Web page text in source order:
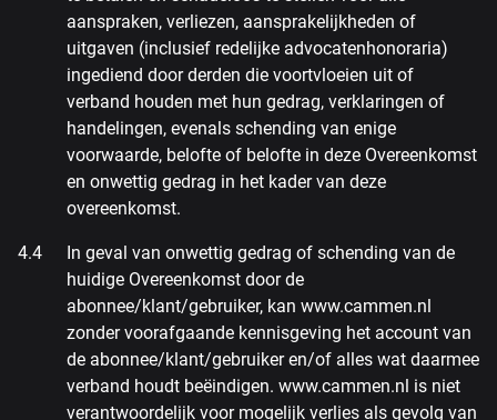
aanspraken, verliezen, aansprakelijkheden of
uitgaven (inclusief redelijke advocatenhonoraria)
ingediend door derden die voortvloeien uit of
verband houden met hun gedrag, verklaringen of
handelingen, evenals schending van enige
voorwaarde, belofte of belofte in deze Overeenkomst
en onwettig gedrag in het kader van deze
overeenkomst.
In geval van onwettig gedrag of schending van de
huidige Overeenkomst door de
abonnee/klant/gebruiker, kan www.cammen.nl
zonder voorafgaande kennisgeving het account van
de abonnee/klant/gebruiker en/of alles wat daarmee
verband houdt beëindigen. www.cammen.nl is niet
verantwoordelijk voor mogelijk verlies als gevolg van